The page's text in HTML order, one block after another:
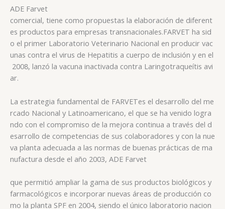
ADE Farvet
comercial, tiene como propuestas la elaboración de diferent
es productos para empresas transnacionales.FARVET ha sid
o el primer Laboratorio Veterinario Nacional en producir vac
unas contra el virus de Hepatitis a cuerpo de inclusión y en el
2008, lanzó la vacuna inactivada contra Laringotraqueítis avi
ar.
La estrategia fundamental de FARVETes el desarrollo del me
rcado Nacional y Latinoamericano, el que se ha venido logra
ndo con el compromiso de la mejora continua a través del d
esarrollo de competencias de sus colaboradores y con la nue
va planta adecuada a las normas de buenas prácticas de ma
nufactura desde el año 2003, ADE Farvet
que permitió ampliar la gama de sus productos biológicos y
farmacológicos e incorporar nuevas áreas de producción co
mo la planta SPF en 2004, siendo el único laboratorio nacion